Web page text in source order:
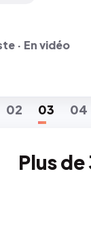
· En vidéo
02 03 04
Plus